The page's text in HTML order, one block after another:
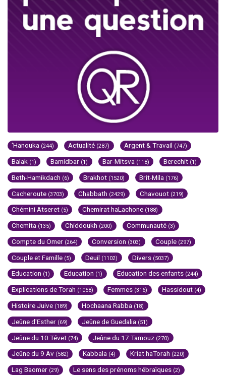
'Hanouka (244) Actualité (287) Argent & Travail (747)
Balak (1) Bamidbar (1) Bar-Mitsva (118) Berechit (1)
Beth-Hamikdach (6) Brakhot (1520) Brit-Mila (176)
Cacheroute (3703) Chabbath (2429) Chavouot (219)
Chémini Atseret (5) Chemirat haLachone (188)
Chemita (135) Chiddoukh (200) Communauté (3)
Compte du Omer (264) Conversion (303) Couple (297)
Couple et Famille (5) Deuil (1102) Divers (5037)
Education (1) Education (1) Education des enfants (244)
Explications de Torah (1058) Femmes (316) Hassidout (4)
Histoire Juive (189) Hochaana Rabba (18)
Jeûne d'Esther (69) Jeûne de Guedalia (51)
Jeûne du 10 Tévet (74) Jeûne du 17 Tamouz (270)
Jeûne du 9 Av (582) Kabbala (4) Kriat haTorah (220)
Lag Baomer (29) Le sens des prénoms hébraïques (2)